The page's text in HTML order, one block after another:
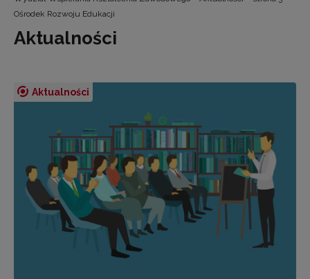
Ośrodek Rozwoju Edukacji
Aktualności
Aktualności